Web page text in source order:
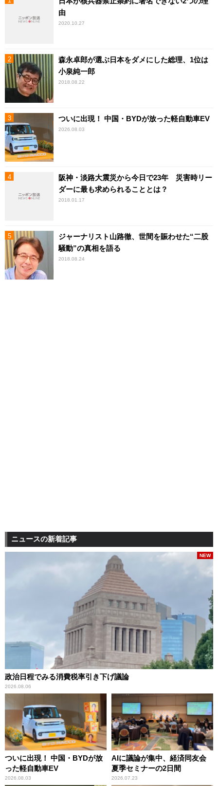
由
2020.10.27
森永卓郎が選ぶ日本をダメにした総理、1位は
小泉純一郎
2018.08.22
ついに出現！ 中国・BYDが放った軽自動車EV
2026.08.03
阪神・淡路大震災から今日で23年 災害時リー
ダーに最も求められることとは？
2018.01.17
ジャーナリスト山路徹、世間を賑わせた“二股
騒動”の真相を語る
2018.08.24
ニュースの新着記事
政治日程でみる消費税率引き下げ議論
2026.08.06
NEW
ついに出現！ 中国・BYDが放
った軽自動車EV
2026.08.03
AIに議論が集中、経済同友会
夏季セミナーの2日間
2026.07.23